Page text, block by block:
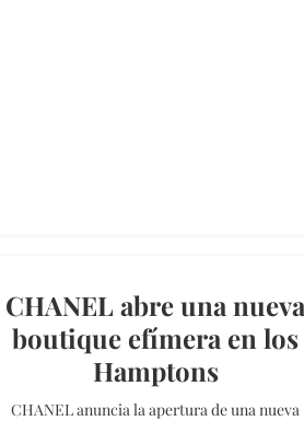
CHANEL abre una
boutique efímera en los
Hamptons
CHANEL anuncia la apertura de una nueva